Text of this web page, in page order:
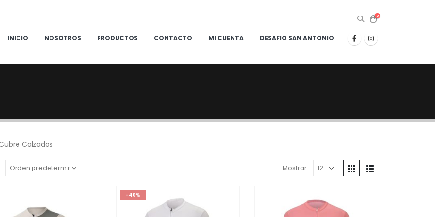
0
INICIO NOSOTROS PRODUCTOS CONTACTO MI CUENTA DESAFIO SAN ANTONIO
Calzados
Mostrar:
-40%